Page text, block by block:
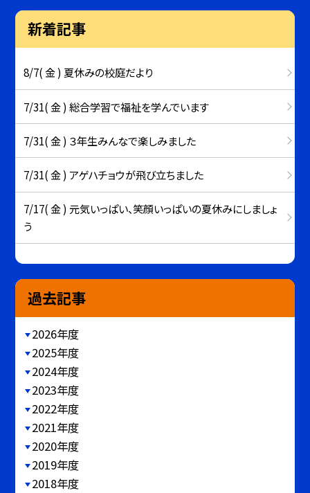
新着記事
8/7( 金 ) 夏休みの校庭だより
7/31( 金 ) 総合学習で福祉を学んでいます
7/31( 金 ) ３年生みんなで楽しみました
7/31( 金 ) アゲハチョウが飛び立ちました
7/17( 金 ) 元気いっぱい、笑顔いっぱいの夏休みにしましょ
う
過去記事
2026年度
2025年度
2024年度
2023年度
2022年度
2021年度
2020年度
2019年度
2018年度